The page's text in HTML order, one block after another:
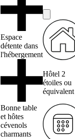
Espace
détente dans
l'hébergement
Bonne table
et hôtes
cévenols
charmants
Hôtel 2
étoiles ou
équivalent